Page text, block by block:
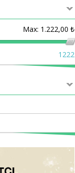
Max: 1.222,00 ₺
1222